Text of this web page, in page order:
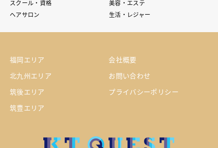
スクール・資格
美容・エステ
ヘアサロン
生活・レジャー
福岡エリア
北九州エリア
筑後エリア
筑豊エリア
会社概要
お問い合わせ
プライバシーポリシー